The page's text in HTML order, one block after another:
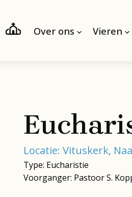
Over ons Vieren
Locatie: Vituskerk,
Type: Eucharistie
Voorganger: Pastoor S.